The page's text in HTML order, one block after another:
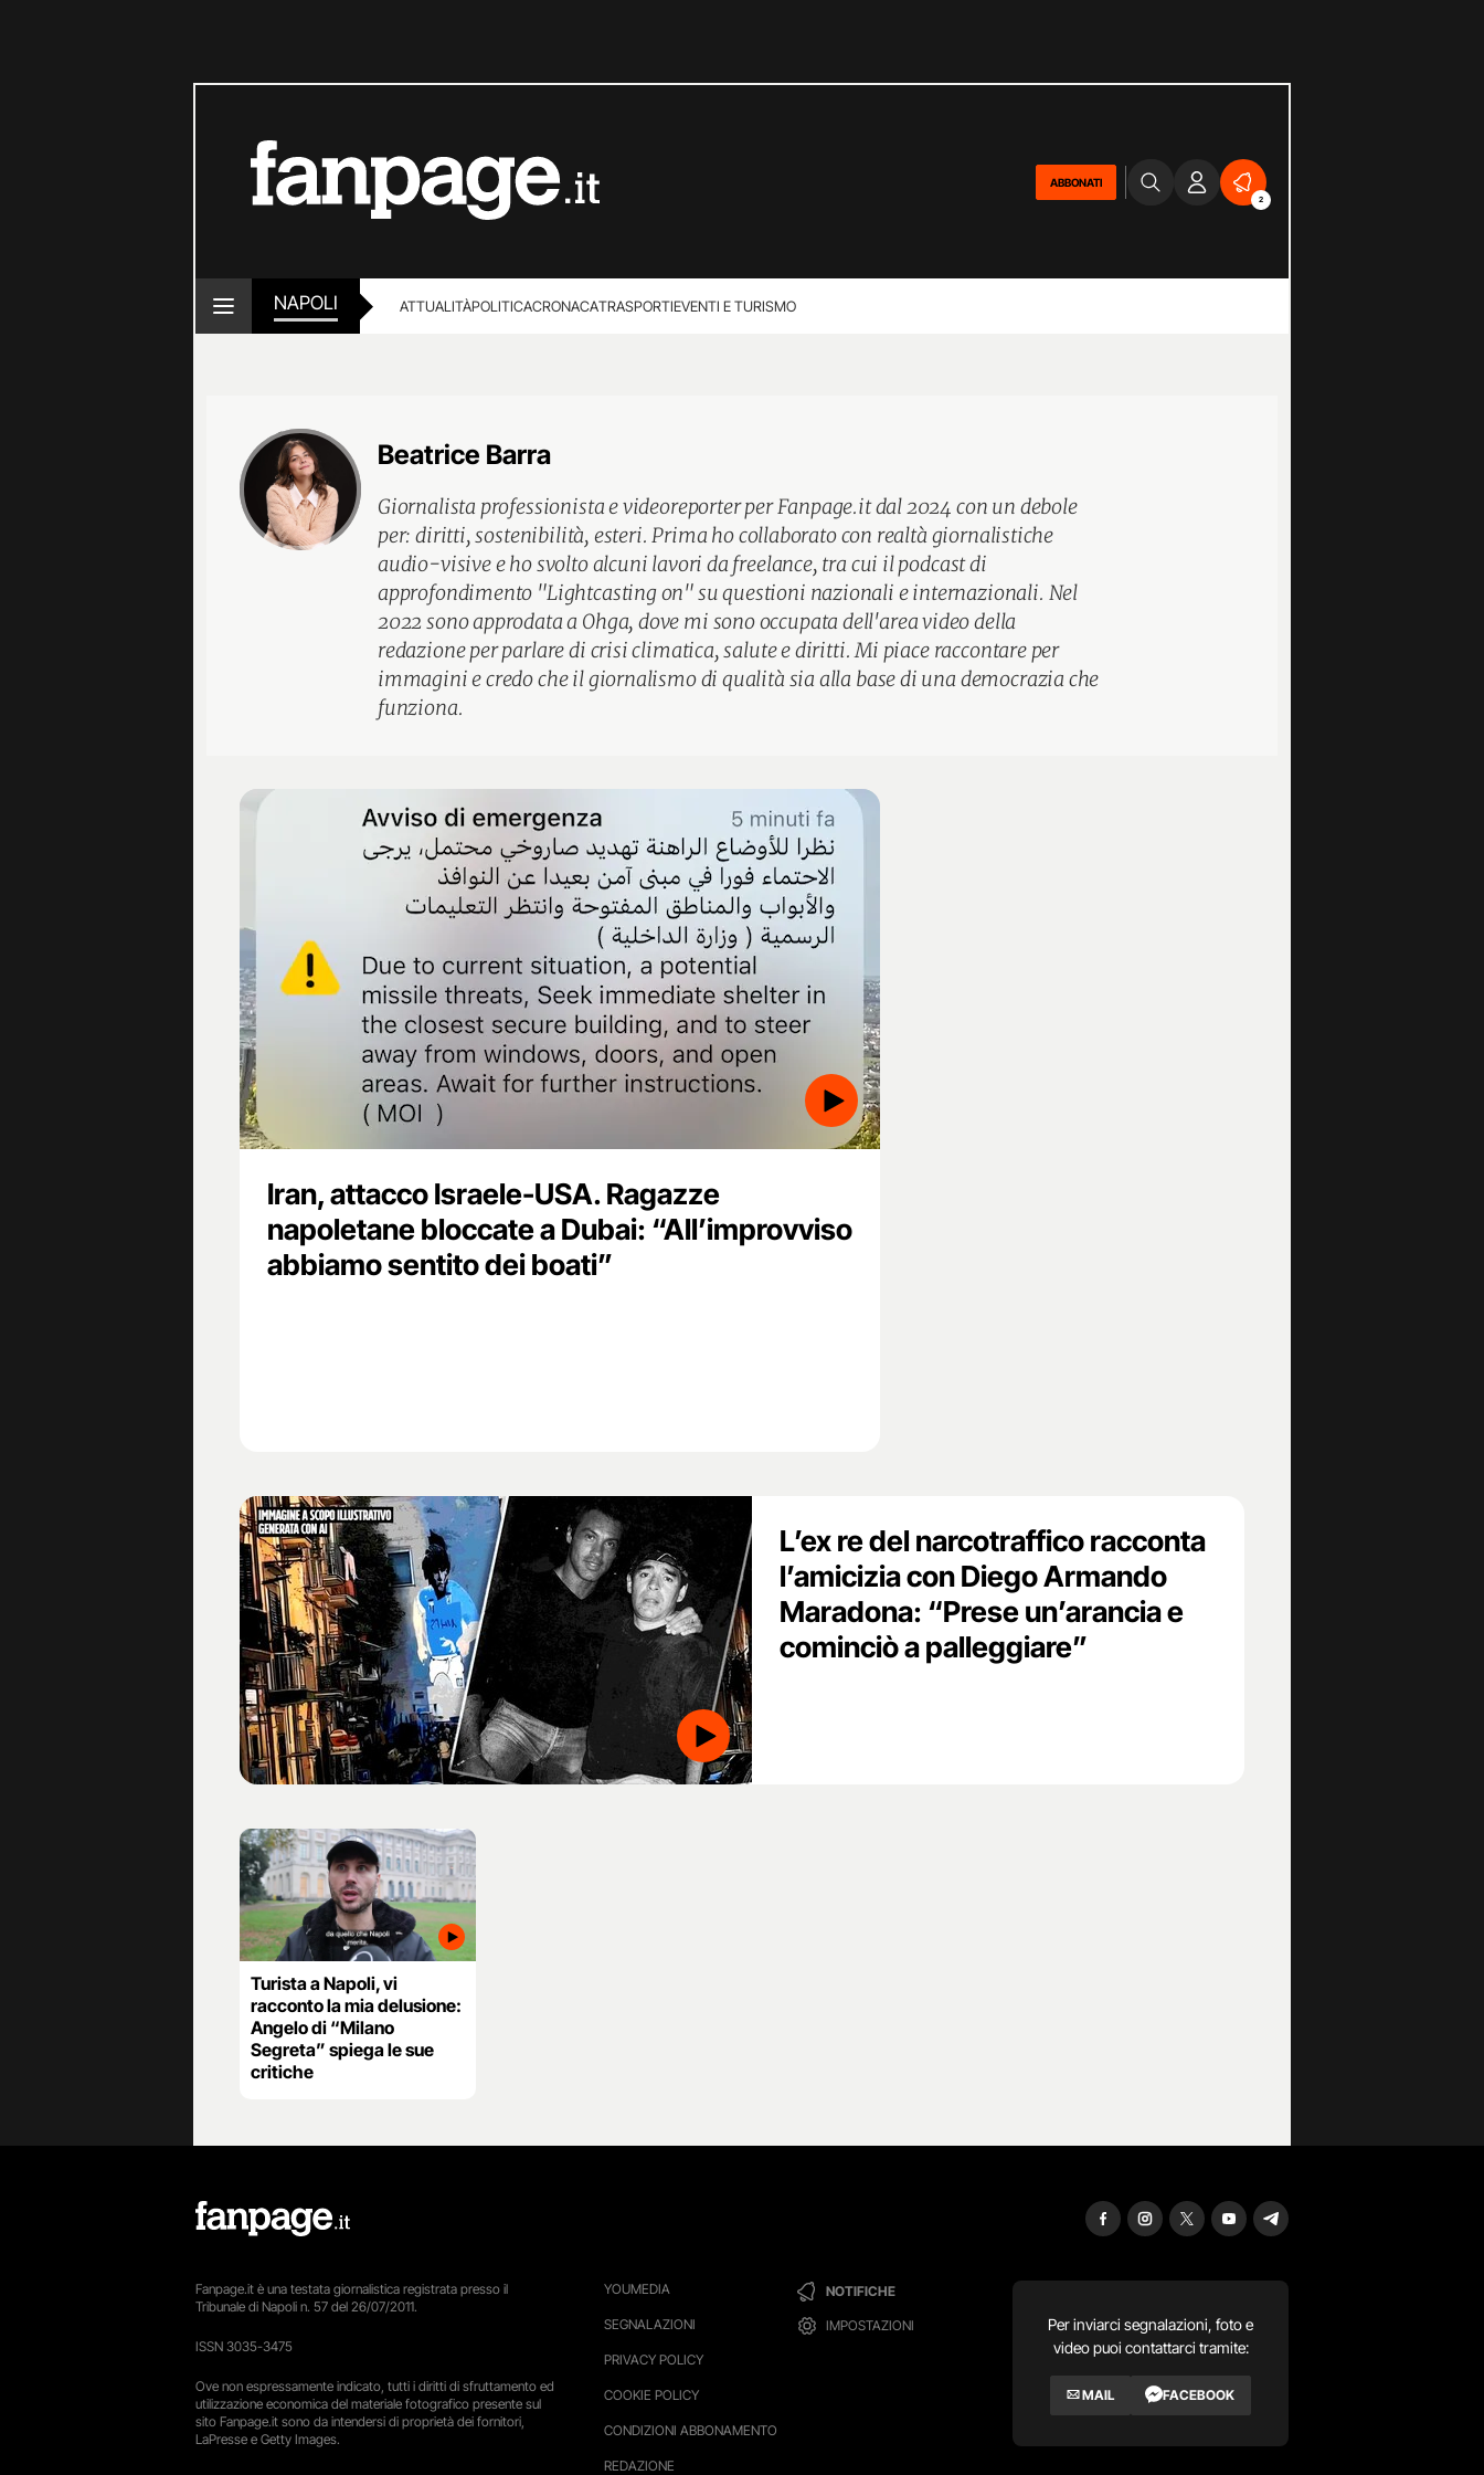
ABBONATI
2
NAPOLI ATTUALITÀPOLITICACRONACATRASPORTIEVENTI E TURISMO
Beatrice Barra
Giornalista professionista e videoreporter per Fanpage.it dal 2024 con un debole
per: diritti, sostenibilità, esteri. Prima ho collaborato con realtà giornalistiche
audio-visive e ho svolto alcuni lavori da freelance, tra cui il podcast di
approfondimento "Lightcasting on" su questioni nazionali e internazionali. Nel
2022 sono approdata a Ohga, dove mi sono occupata dell'area video della
redazione per parlare di crisi climatica, salute e diritti. Mi piace raccontare per
immagini e credo che il giornalismo di qualità sia alla base di una democrazia che
funziona.
Iran, attacco Israele-USA. Ragazze
napoletane bloccate a Dubai: “All’improvviso
abbiamo sentito dei boati”
L’ex re del narcotraffico racconta
l’amicizia con Diego Armando
Maradona: “Prese un’arancia e
cominciò a palleggiare”
Turista a Napoli, vi
racconto la mia delusione:
Angelo di “Milano
Segreta” spiega le sue
critiche
YOUMEDIA
SEGNALAZIONI
PRIVACY POLICY
COOKIE POLICY
CONDIZIONI ABBONAMENTO
REDAZIONE
NOTIFICHE
IMPOSTAZIONI
Per inviarci segnalazioni, foto e
video puoi contattarci tramite:
MAIL FACEBOOK
Fanpage.it è una testata giornalistica registrata presso il
Tribunale di Napoli n. 57 del 26/07/2011.
ISSN 3035-3475
Ove non espressamente indicato, tutti i diritti di sfruttamento ed
utilizzazione economica del materiale fotografico presente sul
sito Fanpage.it sono da intendersi di proprietà dei fornitori,
LaPresse e Getty Images.